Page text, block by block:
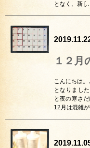
となく、新
１２月
こんにちは
となりまし
と夜の寒さ
12月は混雑